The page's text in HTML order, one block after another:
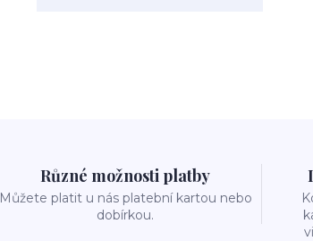
Různé možnosti platby
Můžete platit u nás platební kartou nebo
dobírkou.